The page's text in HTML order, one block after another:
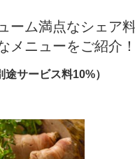
ーム満点なシェア
メニューをご紹介！
サービス料10%）